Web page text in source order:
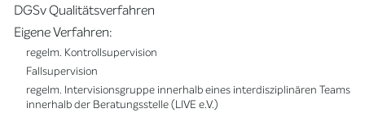
DGSv Qualitätsverfahren
Eigene Verfahren:
regelm. Kontrollsupervision
Fallsupervision
regelm. Intervisionsgruppe innerhalb eines interdisziplinären Teams
innerhalb der Beratungsstelle (LIVE e.V.)